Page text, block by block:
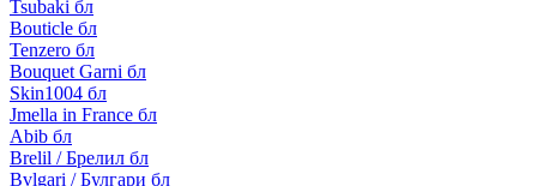
Tsubaki бл
Bouticle бл
Tenzero бл
Bouquet Garni бл
Skin1004 бл
Jmella in France бл
Abib бл
Brelil / Брелил бл
Bvlgari / Булгари бл